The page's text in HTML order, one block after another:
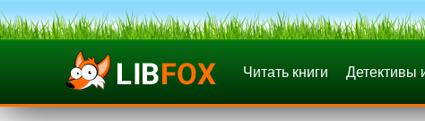
Читать книги Детективы